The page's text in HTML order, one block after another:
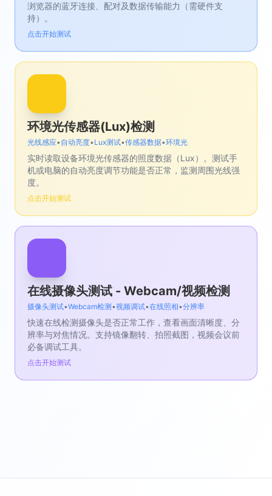
浏览器的蓝牙连接、配对及数据传输能力（需硬件支
持）。
点击开始测试
环境光传感器(Lux)检测
光线感应•自动亮度•Lux测试•传感器数据•环境光
实时读取设备环境光传感器的照度数据（Lux）。测试手
机或电脑的自动亮度调节功能是否正常，监测周围光线强
度。
点击开始测试
在线摄像头测试 - Webcam/视频检测
摄像头测试•Webcam检测•视频调试•在线照相•分辨率
快速在线检测摄像头是否正常工作，查看画面清晰度、分
辨率与对焦情况。支持镜像翻转、拍照截图，视频会议前
必备调试工具。
点击开始测试